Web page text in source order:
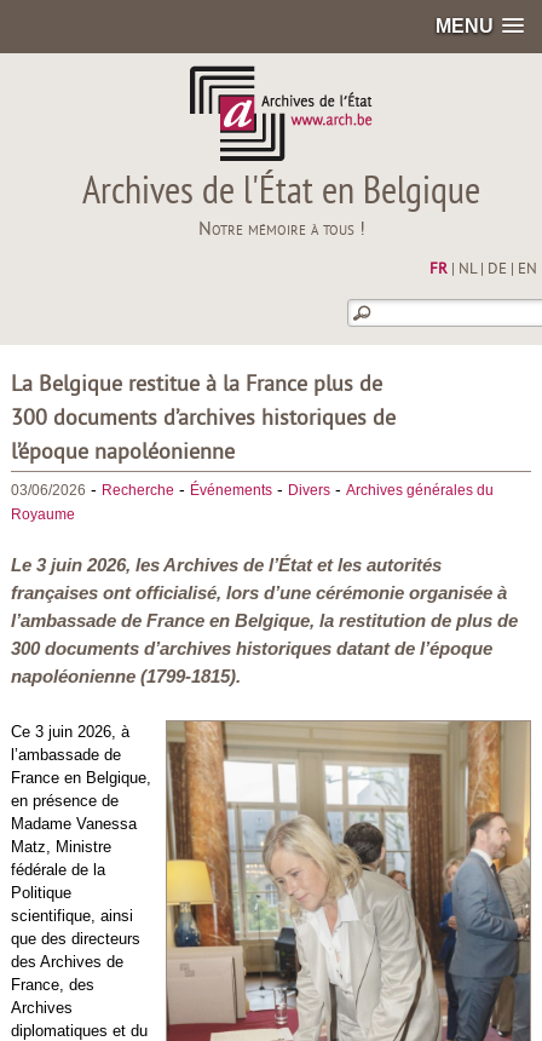
MENU
Archives de l'État en Belgique
Notre mémoire à tous !
FR| NL| DE EN
La Belgique restitue à la France plus de
300 documents d’archives historiques de
l’époque napoléonienne
03/06/2026 - Recherche - Événements- Divers- Archives générales du
Royaume
Le 3 juin 2026, les Archives de l’État et les autorités
françaises ont officialisé, lors d’une cérémonie organisée à
l’ambassade de France en Belgique, la restitution de plus de
300 documents d’archives historiques datant de l’époque
napoléonienne (1799-1815).
Ce 3 juin 2026, à
l’ambassade de
France en Belgique,
en présence de
Madame Vanessa
Matz, Ministre
fédérale de la
Politique
scientifique, ainsi
que des directeurs
des Archives de
France, des
Archives
diplomatiques et du